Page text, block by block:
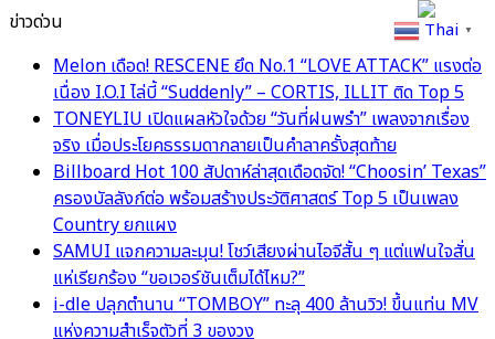
ข่าวด่วน
Melon เดือด! RESCENE ยึด No.1 “LOVE ATTACK” แรงต่อ
เนื่อง I.O.I ไล่บี้ “Suddenly” – CORTIS, ILLIT ติด Top 5
TONEYLIU เปิดแผลหัวใจด้วย “วันที่ฝนพรำ” เพลงจากเรื่อง
จริง เมื่อประโยคธรรมดากลายเป็นคำลาครั้งสุดท้าย
Billboard Hot 100 สัปดาห์ล่าสุดเดือดจัด! “Choosin’ Texas”
ครองบัลลังก์ต่อ พร้อมสร้างประวัติศาสตร์ Top 5 เป็นเพลง
Country ยกแผง
SAMUI แจกความละมุน! โชว์เสียงผ่านไอจีสั้น ๆ แต่แฟนใจสั่น
แห่เรียกร้อง “ขอเวอร์ชันเต็มได้ไหม?”
i-dle ปลุกตำนาน “TOMBOY” ทะลุ 400 ล้านวิว! ขึ้นแท่น MV
แห่งความสำเร็จตัวที่ 3 ของวง
Thai ▼